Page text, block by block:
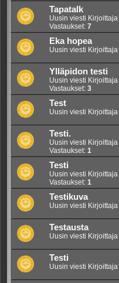
Tapatalk
Uusin viesti Kirjoittaja
Vastaukset: 7
Eka hopea
Uusin viesti Kirjoittaja
Ylläpidon testi
Uusin viesti Kirjoittaja
Vastaukset: 3
Test
Uusin viesti Kirjoittaja
Testi.
Uusin viesti Kirjoittaja
Vastaukset: 1
Testi
Uusin viesti Kirjoittaja
Vastaukset: 1
Testikuva
Uusin viesti Kirjoittaja
Testausta
Uusin viesti Kirjoittaja
Testi
Uusin viesti Kirjoittaja